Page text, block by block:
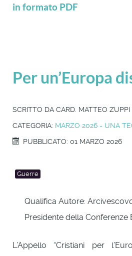
in formato PDF
Per un’Europa
SCRITTO DA CARD. MATTEO ZUPPI
CATEGORIA: MARZO 2026 - UNA
PUBBLICATO: 01 MARZO 2026
Guerre
Qualifica Autore:
Presidente della Conferenze
L’Appello “Cristiani per